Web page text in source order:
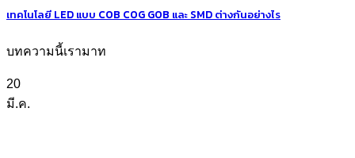
เทคโนโลยี LED แบบ COB COG GOB และ SMD ต่างกันอย่างไร
บทความนี้เรามาท
20
มี.ค.